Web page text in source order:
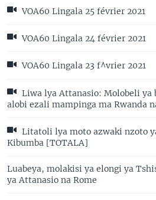
VOA60 Lingala 25 février 2021
VOA60 Lingala 24 février 2021
VOA60 Lingala 23 f^vrier 2021
Liwa lya Attanasio: Molobeli ya
alobi ezali mampinga ma Rwanda
Litatoli lya moto azwaki nzoto
Kibumba [TOTALA]
Luabeya, molakisi ya elongi ya
ya Attanasio na Rome